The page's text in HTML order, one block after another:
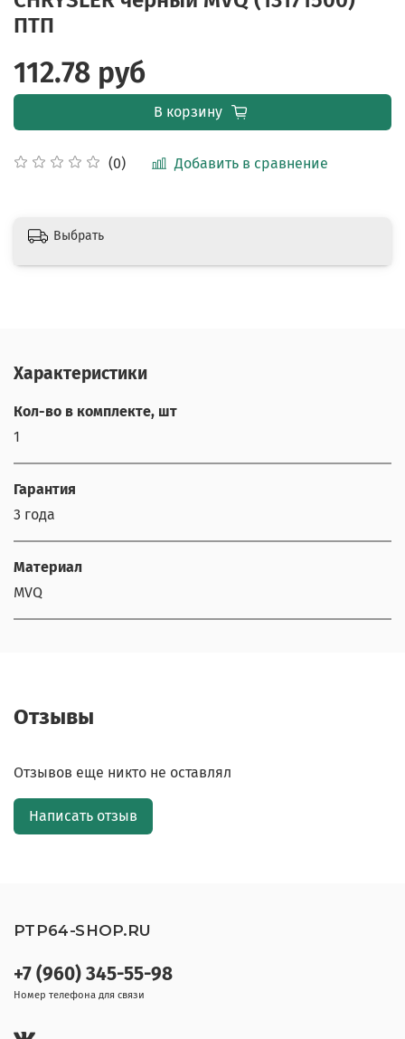
ПТП
(0) Добавить в сравнение
112.78 руб
В корзину
Выбрать
Характеристики
Кол-во в комплекте, шт
1
Гарантия
3 года
Материал
MVQ
Отзывы
Отзывов еще никто не оставлял
Написать отзыв
+7 (960) 345-55-98
Номер телефона для связи
PTP64-SHOP.RU